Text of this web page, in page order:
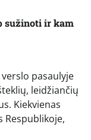
sužinoti ir kam
pasaulyje
leidžiančių
Kiekvienas